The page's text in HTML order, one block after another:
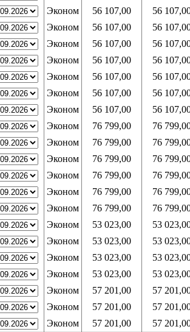
Эконом 56 107,00
56
Эконом 56 107,00
56
Эконом 56 107,00
56
Эконом 56 107,00
56
Эконом 56 107,00
56
Эконом 56 107,00
56
Эконом 56 107,00
56
Эконом 76 799,00
76
Эконом 76 799,00
76
Эконом 76 799,00
76
Эконом 76 799,00
76
Эконом 76 799,00
76
Эконом 76 799,00
76
Эконом 53 023,00
53
Эконом 53 023,00
53
Эконом 53 023,00
53
Эконом 53 023,00
53
Эконом 57 201,00
57
Эконом 57 201,00
57
Эконом 57 201,00 57